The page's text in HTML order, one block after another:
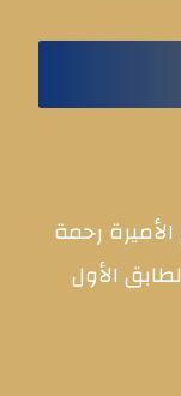
رحمة
الأول